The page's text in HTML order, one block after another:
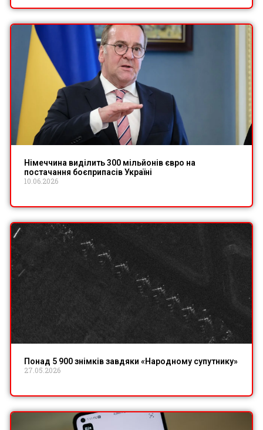
Німеччина виділить 300 мільйонів євро на
постачання боєприпасів Україні
10.06.2026
Понад 5 900 знімків завдяки «Народному супутнику»
27.05.2026